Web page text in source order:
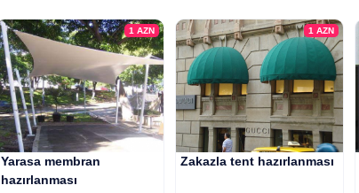
1 AZN
Yarasa membran
hazırlanması
1 AZN
Zakazla tent hazırlanması